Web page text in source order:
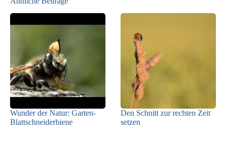
Wunder der Natur: Garten-
Blattschneiderbiene
Den Schnitt zur rechten Zeit
setzen